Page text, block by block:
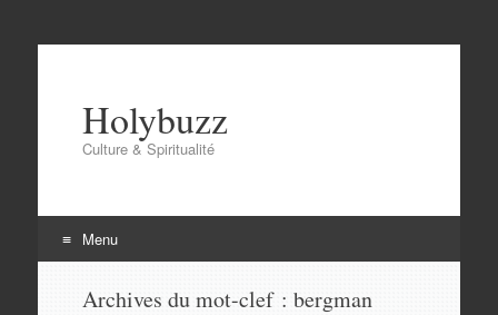
Holybuzz
Culture & Spiritualité
Menu
Archives du mot-clef : bergman